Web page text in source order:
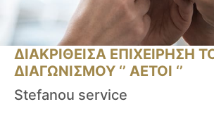
ΔΙΑΚΡΙΘΕΙΣΑ ΕΠΙΧΕΙΡΗΣΗ
ΔΙΑΓΩΝΙΣΜΟΥ ‘’ ΑΕΤΟΙ ‘’
Stefanou service